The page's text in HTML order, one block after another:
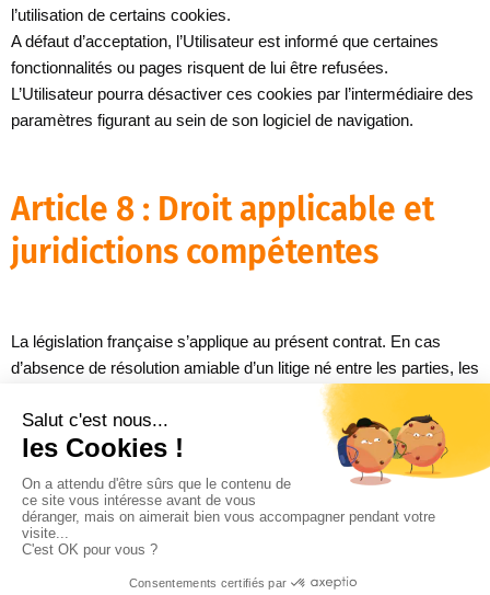
l’utilisation de certains cookies.
A défaut d’acceptation, l’Utilisateur est informé que certaines
fonctionnalités ou pages risquent de lui être refusées.
L’Utilisateur pourra désactiver ces cookies par l’intermédiaire des
paramètres figurant au sein de son logiciel de navigation.
Article 8 : Droit applicable et
juridictions compétentes
La législation française s’applique au présent contrat. En cas
d’absence de résolution amiable d’un litige né entre les parties, les
tribunaux français seront seuls compétents pour en connaître.
Pour toute question relative à l’application des présentes CGU,
vous pouvez joindre l’éditeur aux coordonnées inscrites à
CGU réalisées sur http://legalplace.fr/